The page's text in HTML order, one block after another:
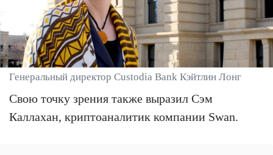
Генеральный директор Custodia Bank Кэйтлин Лонг
Свою точку зрения также выразил Сэм
Каллахан, криптоаналитик компании Swan.